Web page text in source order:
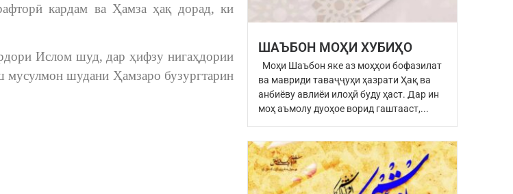
кардам ва Ҳамза ҳақ дорад, ки
Ислом шуд, дар ҳифзу нигаҳдории
мусулмон шудани Ҳамзаро бузургтарин
ШАЪБОН МОҲИ ХУБИҲО
Моҳи Шаъбон яке аз моҳҳои бофазилат
ва мавриди таваҷҷуҳи ҳазрати Ҳақ ва
анбиёву авлиёи илоҳӣ буду ҳаст. Дар ин
моҳ аъмолу дуоҳое ворид гаштааст,...